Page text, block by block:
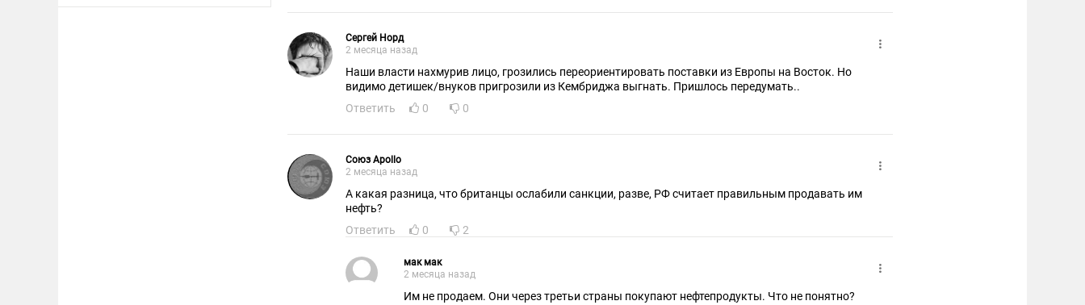
Сергей Норд
2 месяца назад
Наши власти нахмурив лицо, грозились переориентировать поставки из Европы на Восток. Но
видимо детишек/внуков пригрозили из Кембриджа выгнать. Пришлось передумать..
Ответить
0 0
Союз Apollo
2 месяца назад
А какая разница, что британцы ослабили санкции, разве, РФ считает правильным продавать им
нефть?
Ответить
0 2
мак мак
2 месяца назад
Им не продаем. Они через третьи страны покупают нефтепродукты. Что не понятно?